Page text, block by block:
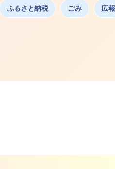
ふるさと納税 ごみ 広報